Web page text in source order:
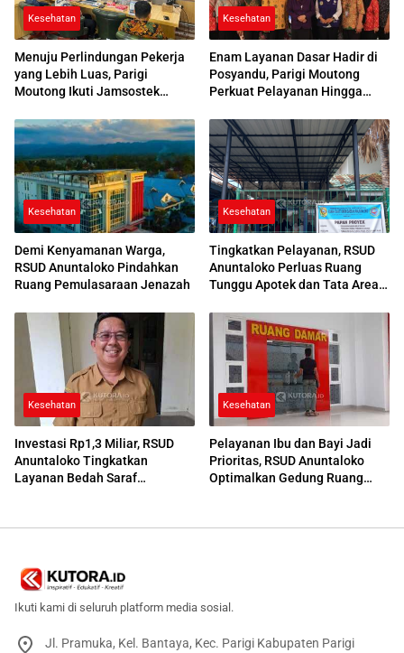
Kesehatan
Menuju Perlindungan Pekerja
yang Lebih Luas, Parigi
Moutong Ikuti Jamsostek
Kesehatan
Enam Layanan Dasar Hadir di
Posyandu, Parigi Moutong
Perkuat Pelayanan Hingga
Kesehatan
Demi Kenyamanan Warga,
RSUD Anuntaloko Pindahkan
Ruang Pemulasaraan Jenazah
Kesehatan
Tingkatkan Pelayanan, RSUD
Anuntaloko Perluas Ruang
Tunggu Apotek dan Tata Area
Kesehatan
Investasi Rp1,3 Miliar, RSUD
Anuntaloko Tingkatkan
Layanan Bedah Saraf
Kesehatan
Pelayanan Ibu dan Bayi Jadi
Prioritas, RSUD Anuntaloko
Optimalkan Gedung Ruang
Ikuti kami di seluruh platform media sosial.
Jl. Pramuka, Kel. Bantaya, Kec. Parigi Kabupaten Parigi